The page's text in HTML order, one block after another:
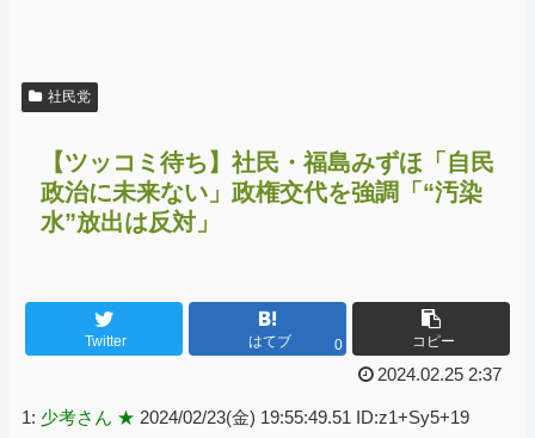
社民党
【ツッコミ待ち】社民・福島みずほ「自民
政治に未来ない」政権交代を強調「“汚染
水”放出は反対」
Twitter はてブ 0 コピー
2024.02.25 2:37
1: 少考さん ★ 2024/02/23(金) 19:55:49.51 ID:z1+Sy5+19